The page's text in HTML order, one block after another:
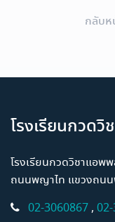
กลับห
โรงเรียนกวด
โรงเรียนกวดวิชาแอ
ถนนพญาไท แขวงถนน
02-3060867 ,